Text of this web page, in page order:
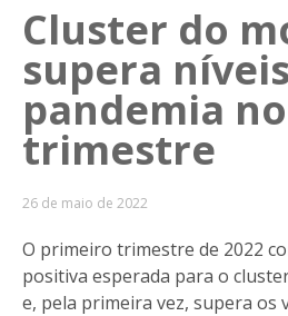
Cluster do
supera
pandemia
trimestre
26 de maio de 2022
O primeiro trimestre de 2022
positiva esperada para o
e, pela primeira vez, supera os